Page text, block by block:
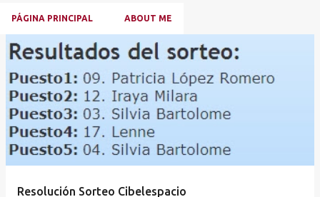
PÁGINA PRINCIPAL ABOUT ME
E
n
a
d
Resolución Sorteo Cibelespacio